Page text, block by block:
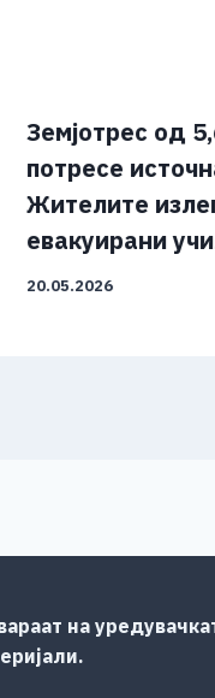
Земјотрес од
потресе
Жителите
евакуирани
20.05.2026
на